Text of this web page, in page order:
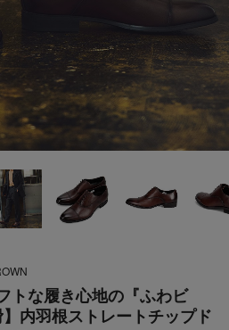
トな履き心地の『ふわビ
内羽根ストレートチップド